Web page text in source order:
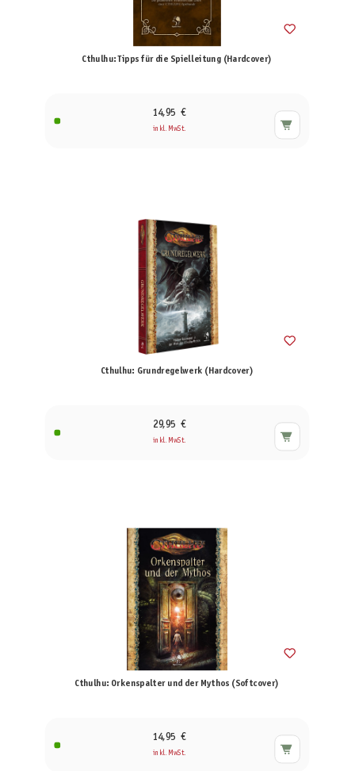
Cthulhu: Tipps für die Spielleitung (Hardcover)
14,95 €
inkl. MwSt.
Cthulhu: Grundregelwerk (Hardcover)
29,95 €
inkl. MwSt.
Cthulhu: Orkenspalter und der Mythos (Softcover)
14,95 €
inkl. MwSt.